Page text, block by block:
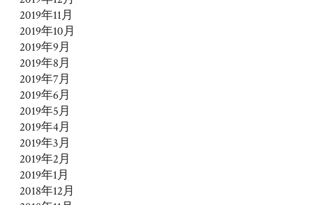
2019年11月
2019年10月
2019年9月
2019年8月
2019年7月
2019年6月
2019年5月
2019年4月
2019年3月
2019年2月
2019年1月
2018年12月